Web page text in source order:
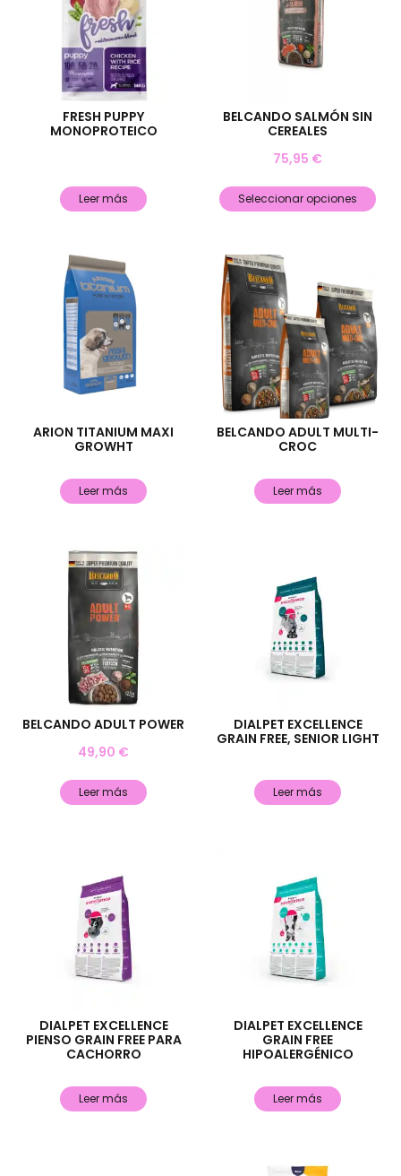
FRESH PUPPY
MONOPROTEICO
Leer más
BELCANDO SALMÓN SIN
CEREALES
75,95 €
Seleccionar opciones
ARION TITANIUM MAXI
GROWHT
Leer más
BELCANDO ADULT MULTI-
CROC
Leer más
BELCANDO ADULT POWER
49,90 €
Leer más
DIALPET EXCELLENCE
GRAIN FREE, SENIOR LIGHT
Leer más
DIALPET EXCELLENCE
PIENSO GRAIN FREE PARA
CACHORRO
Leer más
DIALPET EXCELLENCE
GRAIN FREE
HIPOALERGÉNICO
Leer más